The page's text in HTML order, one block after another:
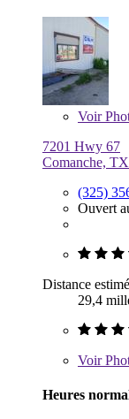
Voir
7201 Hwy 67
Comanche,
(325)
Ouvert
Distance
29,4
Voir
Heures